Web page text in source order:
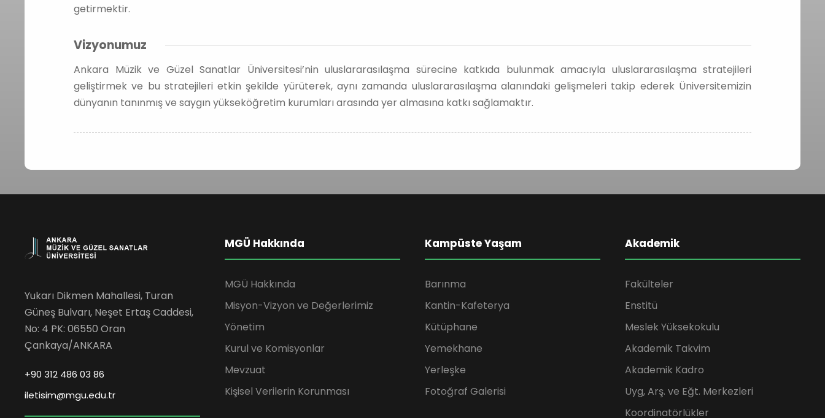
getirmektir.
Vizyonumuz
Ankara Müzik ve Güzel Sanatlar Üniversitesi’nin uluslararasılaşma sürecine katkıda bulunmak amacıyla uluslararasılaşma stratejileri
geliştirmek ve bu stratejileri etkin şekilde yürüterek, aynı zamanda uluslararasılaşma alanındaki gelişmeleri takip ederek Üniversitemizin
dünyanın tanınmış ve saygın yükseköğretim kurumları arasında yer almasına katkı sağlamaktır.
Yukarı Dikmen Mahallesi, Turan
Güneş Bulvarı, Neşet Ertaş Caddesi,
No: 4 PK: 06550 Oran
Çankaya/ANKARA
+90 312 486 03 86
iletisim@mgu.edu.tr
MGÜ Hakkında
MGÜ Hakkında
Misyon-Vizyon ve Değerlerimiz
Yönetim
Kurul ve Komisyonlar
Mevzuat
Kişisel Verilerin Korunması
Kampüste Yaşam
Barınma
Kantin-Kafeterya
Kütüphane
Yemekhane
Yerleşke
Fotoğraf Galerisi
Akademik
Fakülteler
Enstitü
Meslek Yüksekokulu
Akademik Takvim
Akademik Kadro
Uyg, Arş. ve Eğt. Merkezleri
Koordinatörlükler